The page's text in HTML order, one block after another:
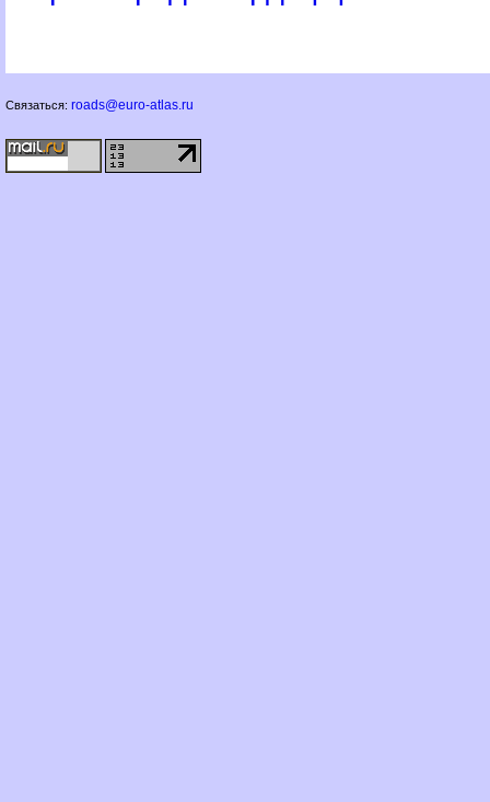
Связаться: roads@euro-atlas.ru